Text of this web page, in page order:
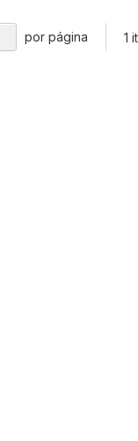
por página 1